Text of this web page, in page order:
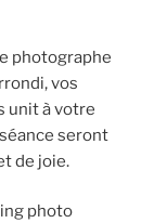
photographe
vos
unit à votre
seront
de joie.
photo